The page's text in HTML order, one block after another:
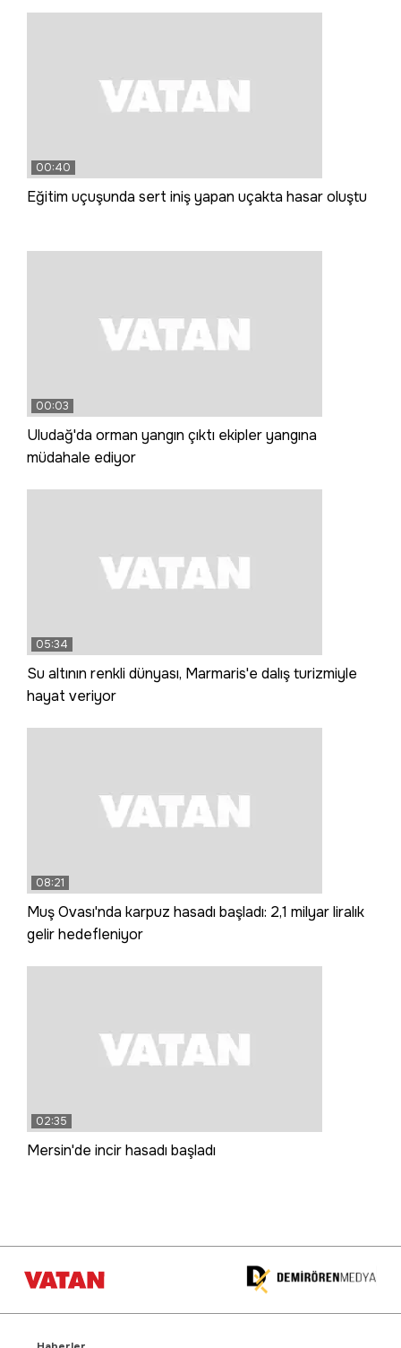
00:40
Eğitim uçuşunda sert iniş yapan uçakta hasar oluştu
00:03
Uludağ'da orman yangın çıktı ekipler yangına
müdahale ediyor
05:34
Su altının renkli dünyası, Marmaris'e dalış turizmiyle
hayat veriyor
08:21
Muş Ovası'nda karpuz hasadı başladı: 2,1 milyar liralık
gelir hedefleniyor
02:35
Mersin'de incir hasadı başladı